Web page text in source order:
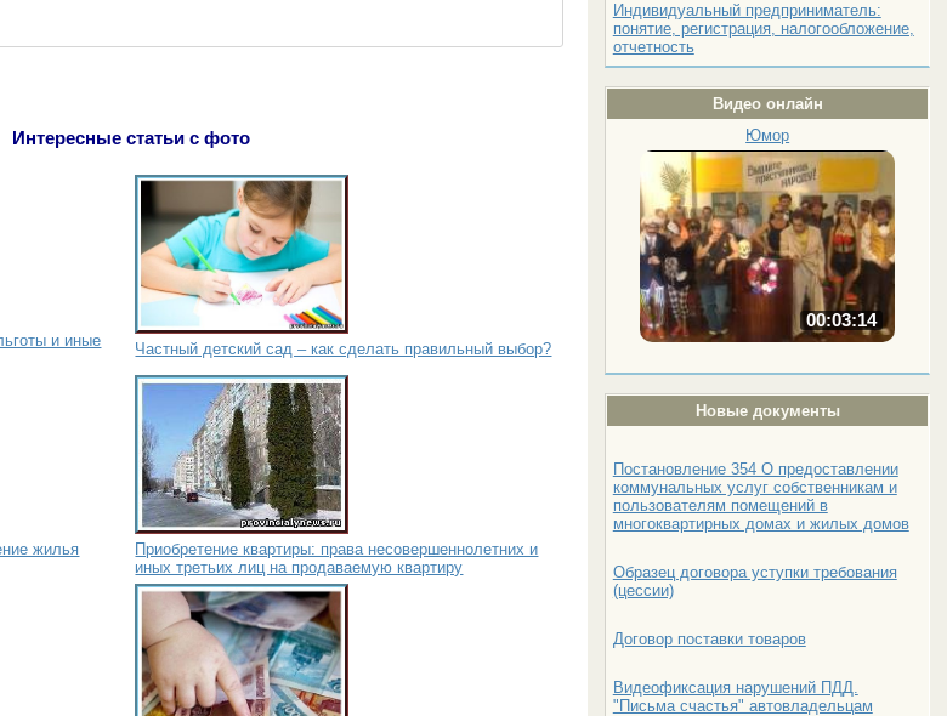
Индивидуальный предприниматель:
понятие, регистрация, налогообложение,
отчетность
Видео онлайн
Юмор
00:03:14
Новые документы
Постановление 354 О предоставлении
коммунальных услуг собственникам и
пользователям помещений в
многоквартирных домах и жилых домов
Образец договора уступки требования
(цессии)
Договор поставки товаров
Видеофиксация нарушений ПДД.
"Письма счастья" автовладельцам
Интересные статьи с фото
и иные
Частный детский сад – как сделать правильный выбор?
жилья
Приобретение квартиры: права несовершеннолетних и
иных третьих лиц на продаваемую квартиру